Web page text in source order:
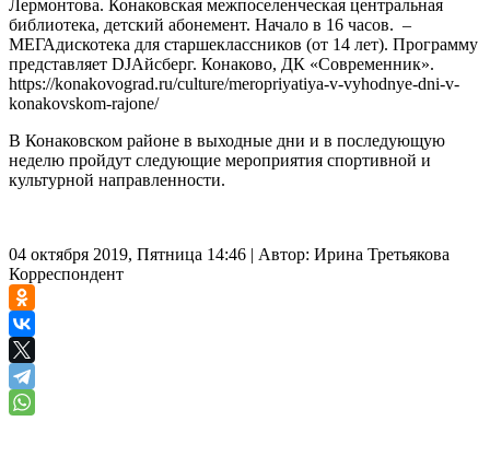
Лермонтова. Конаковская межпоселенческая центральная
библиотека, детский абонемент. Начало в 16 часов. –
МЕГАдискотека для старшеклассников (от 14 лет). Программу
представляет DJАйсберг. Конаково, ДК «Современник».
https://konakovograd.ru/culture/meropriyatiya-v-vyhodnye-dni-v-
konakovskom-rajone/
В Конаковском районе в выходные дни и в последующую
неделю пройдут следующие мероприятия спортивной и
культурной направленности.
04 октября 2019, Пятница 14:46 | Автор: Ирина Третьякова
Корреспондент